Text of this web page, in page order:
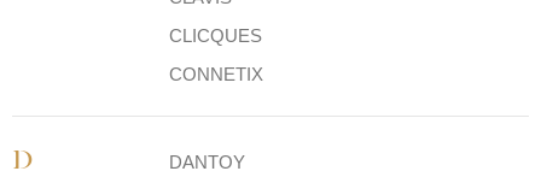
CLICQUES
CONNETIX
D DANTOY